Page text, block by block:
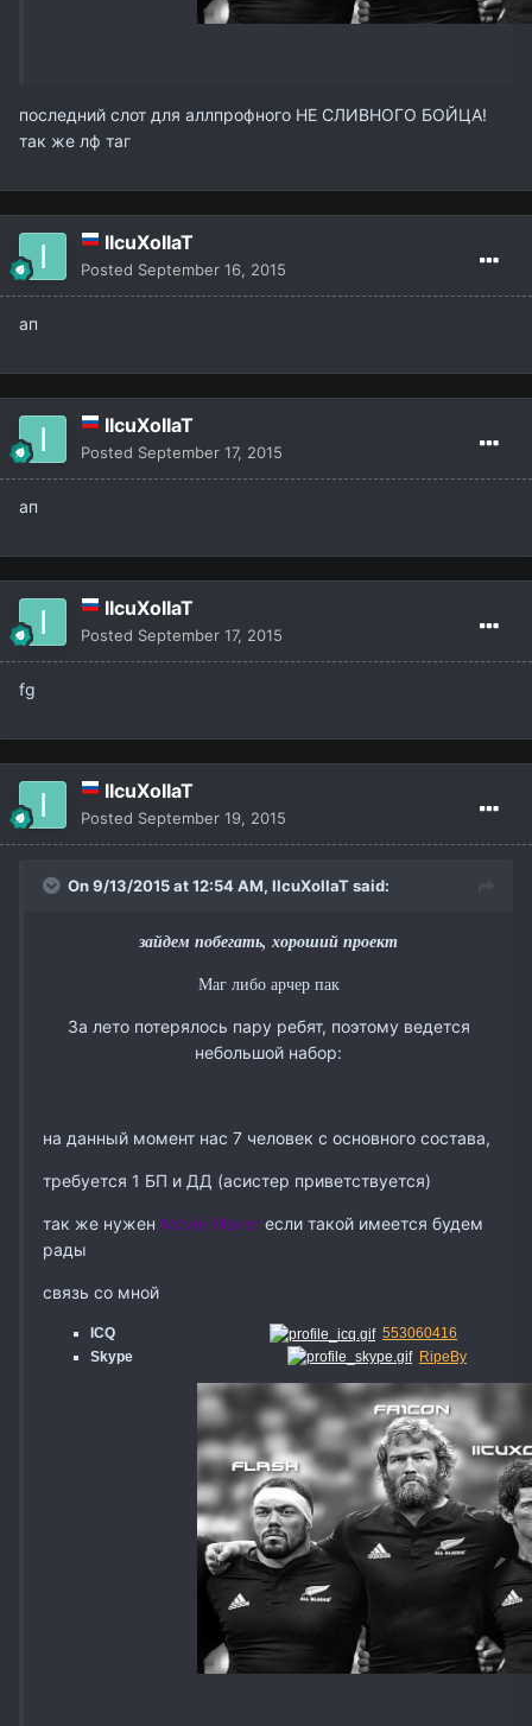
последний слот для аллпрофного НЕ СЛИВНОГО БОЙЦА!
так же лф таг
IIcuXoIIaT
Posted September 16, 2015
ап
IIcuXoIIaT
Posted September 17, 2015
ап
IIcuXoIIaT
Posted September 17, 2015
fg
IIcuXoIIaT
Posted September 19, 2015
On 9/13/2015 at 12:54 AM, IIcuXoIIaTsaid:
зайдем побегать, хороший проект
Маг либо арчер пак
За лето потерялось пару ребят, поэтому ведется
небольшой набор:
на данный момент нас 7 человек с основного состава,
требуется 1 БП и ДД (асистер приветствуется)
так же нужен Movie Maker если такой имеется будем
рады
связь со мной
ICQ
553060416
Skype
RipeBy